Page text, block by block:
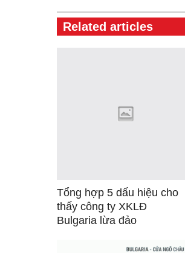
Related articles
Tổng hợp 5 dấu hiệu cho
thấy công ty XKLĐ
Bulgaria lừa đảo